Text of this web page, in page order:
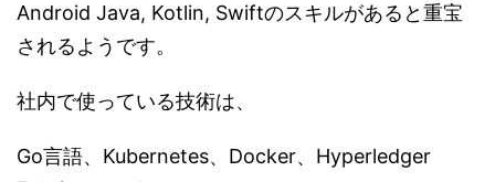
Android Java, Kotlin, Swiftのスキルがあると重宝
されるようです。
社内で使っている技術は、
Go言語、Kubernetes、Docker、Hyperledger